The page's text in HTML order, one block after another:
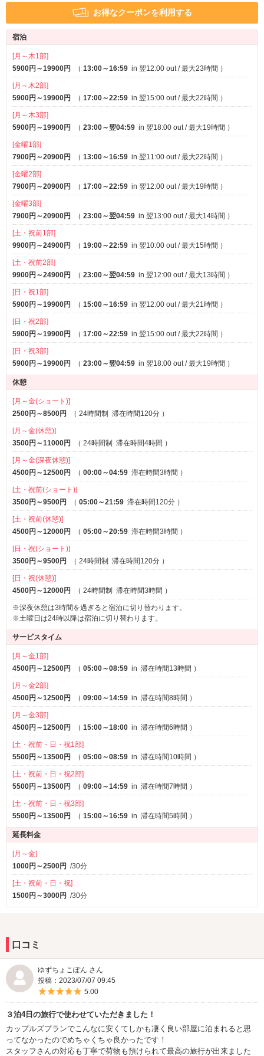
４.ルームサービス等の受け渡し方法の変更
【従業員に対する取り組み】
1.バックスペースにおける手洗い・手指消毒の徹底
2.体調不良者の管理体制の整備
【お客様へのお願い】
・ご来館時のアルコール消毒へのご協力をお願いし
ております。
・発熱されているお客さま、また、体調の優れない
お客さまは、
大変申し訳ございませんが、ご来館をご遠慮頂き
ますようお願い申し上げます。
テレワーク応援プラン
「自宅だと集中できない・・・」「Web会議があるけど自
室が映りこむのはイヤ・・・」
テレワークならではのお悩みを解決！テレワーク応援プラ
ンができました！
室内にソファ、テーブル、電源もあり、Wi-fi完備！外出・
持込可！
【日帰り8時～18時プラン】￥3300
1名様利用限定で、8時～18時までしっかり集中して
テレワークできるプランです！
【5日連続(4泊5日)プラン】￥15,000
1日目の8時チェックインで5日目の15時まで使いたい
自分だけのオフィスで1週間テレワーク！
2泊以上される方は3000円以上お得！
ご予約はどちらも【カップルズ予約ページ】で！
ホームシアター ※一部 プロジェクター ※一部
有線LAN
Android充電器
iPhone充電器
DVDプレーヤー
ブルーレイプレーヤー ※一部
アメニティ
セレクトシャンプー
ヘアアイロン
コスプレ
バスローブ
※一部
部屋タイプ
テラス ※一部
1名利用可
サービス
ルームサービス
お得なクーポンを利用する
宿泊
[月～木1部]
5900円～19900円
（ 13:00～16:59 in 翌12:00 out / 最大23時間 ）
[月～木2部]
5900円～19900円
（ 17:00～22:59 in 翌15:00 out / 最大22時間 ）
[月～木3部]
5900円～19900円
（ 23:00～翌04:59 in 翌18:00 out / 最大19時間 ）
[金曜1部]
7900円～20900円
（ 13:00～16:59 in 翌11:00 out / 最大22時間 ）
[金曜2部]
7900円～20900円
（ 17:00～22:59 in 翌12:00 out / 最大19時間 ）
[金曜3部]
7900円～20900円
（ 23:00～翌04:59 in 翌13:00 out / 最大14時間 ）
[土・祝前1部]
9900円～24900円
（ 19:00～22:59 in 翌10:00 out / 最大15時間 ）
[土・祝前2部]
9900円～24900円
（ 23:00～翌04:59 in 翌12:00 out / 最大13時間 ）
[日・祝1部]
5900円～19900円
（ 15:00～16:59 in 翌12:00 out / 最大21時間 ）
[日・祝2部]
5900円～19900円
（ 17:00～22:59 in 翌15:00 out / 最大22時間 ）
[日・祝3部]
5900円～19900円
（ 23:00～翌04:59 in 翌18:00 out / 最大19時間 ）
休憩
[月～金(ショート)]
2500円～8500円
（ 24時間制 滞在時間120分 ）
[月～金(休憩)]
3500円～11000円
（ 24時間制 滞在時間4時間 ）
[月～金(深夜休憩)]
4500円～12500円
（ 00:00～04:59 滞在時間3時間 ）
[土・祝前(ショート)]
3500円～9500円
（ 05:00～21:59 滞在時間120分 ）
[土・祝前(休憩)]
4500円～12000円
（ 05:00～20:59 滞在時間3時間 ）
[日・祝(ショート)]
3500円～9500円
（ 24時間制 滞在時間120分 ）
[日・祝(休憩)]
4500円～12000円
（ 24時間制 滞在時間3時間 ）
※深夜休憩は3時間を過ぎると宿泊に切り替わります。
※土曜日は24時以降は宿泊に切り替わります。
サービスタイム
[月～金1部]
4500円～12500円
（ 05:00～08:59 in 滞在時間13時間 ）
[月～金2部]
4500円～12500円
（ 09:00～14:59 in 滞在時間8時間 ）
[月～金3部]
4500円～12500円
（ 15:00～18:00 in 滞在時間6時間 ）
[土・祝前・日・祝1部]
5500円～13500円
（ 05:00～08:59 in 滞在時間10時間 ）
[土・祝前・日・祝2部]
5500円～13500円
（ 09:00～14:59 in 滞在時間7時間 ）
[土・祝前・日・祝3部]
5500円～13500円
（ 15:00～16:59 in 滞在時間5時間 ）
延長料金
[月～金]
1000円～2500円 /30分
[土・祝前・日・祝]
1500円～3000円 /30分
口コミ
ゆずちょこぽん さん
投稿：2023/07/07 09:45
5つ星のうち5
5.00
３泊4日の旅行で使わせていただきました！
カップルズプランでこんなに安くてしかも凄く良い部屋に泊まれると思
ってなかったのでめちゃくちゃ良かったです！
スタッフさんの対応も丁寧で荷物も預けられて最高の旅行が出来ました